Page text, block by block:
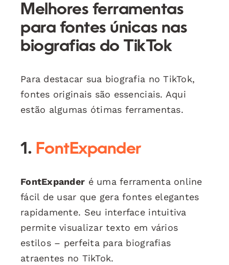
Melhores ferramentas
para fontes únicas nas
biografias do TikTok
Para destacar sua biografia no TikTok,
fontes originais são essenciais. Aqui
estão algumas ótimas ferramentas.
1. FontExpander
FontExpander é uma ferramenta online
fácil de usar que gera fontes elegantes
rapidamente. Seu interface intuitiva
permite visualizar texto em vários
estilos – perfeita para biografias
atraentes no TikTok.